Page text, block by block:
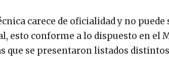
carece de oficialidad y no puede
esto conforme a lo dispuesto en el
que se presentaron listados